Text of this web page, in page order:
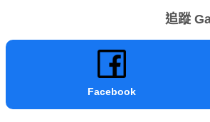
追蹤
Facebook